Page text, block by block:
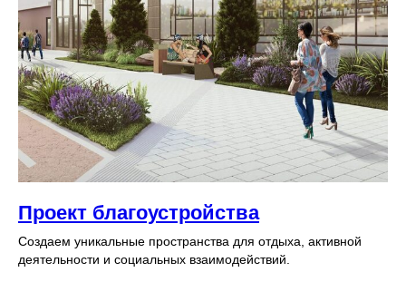
Проект благоустройства
Создаем уникальные пространства для отдыха, активной
деятельности и социальных взаимодействий.